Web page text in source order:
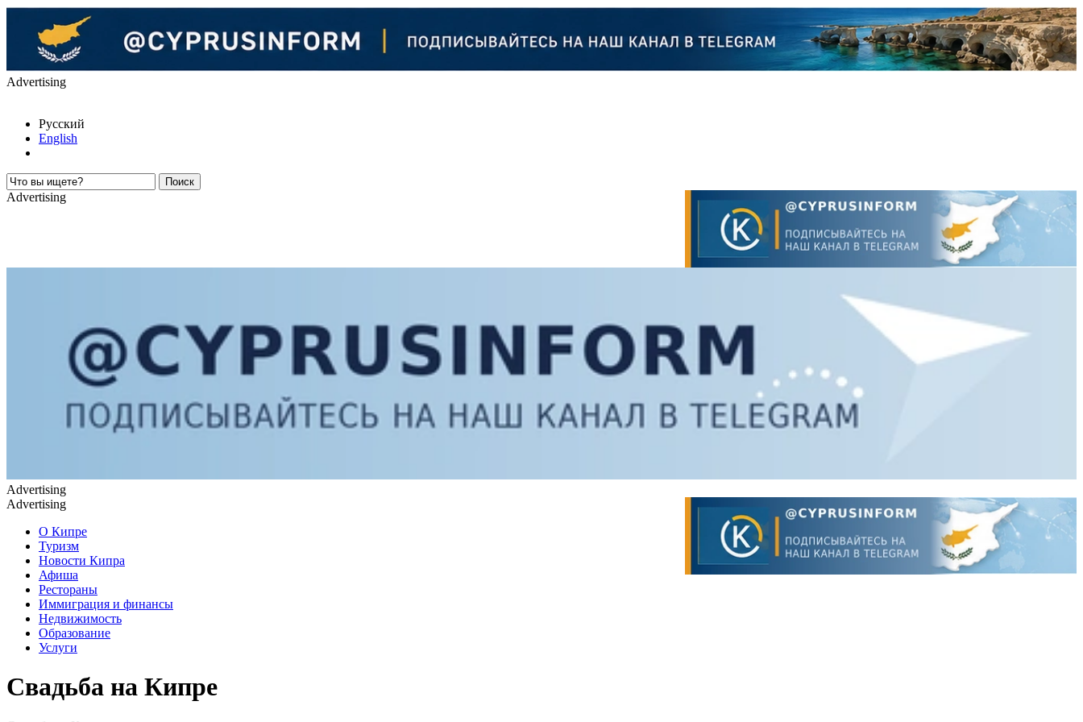
Advertising
Русский
English
Advertising
Advertising
Advertising
О Кипре
Туризм
Новости Кипра
Афиша
Рестораны
Иммиграция и финансы
Недвижимость
Образование
Услуги
Свадьба на Кипре